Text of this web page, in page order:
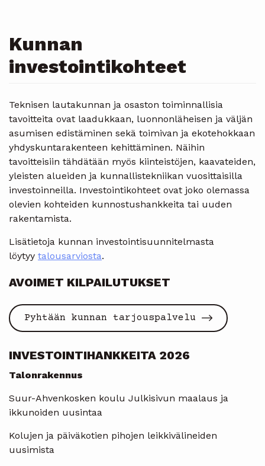
Kunnan
investointikohteet
Teknisen lautakunnan ja osaston toiminnallisia
tavoitteita ovat laadukkaan, luonnonläheisen ja väljän
asumisen edistäminen sekä toimivan ja ekotehokkaan
yhdyskuntarakenteen kehittäminen. Näihin
tavoitteisiin tähdätään myös kiinteistöjen, kaavateiden,
yleisten alueiden ja kunnallistekniikan vuosittaisilla
investoinneilla. Investointikohteet ovat joko olemassa
olevien kohteiden kunnostushankkeita tai uuden
rakentamista.
Lisätietoja kunnan investointisuunnitelmasta
löytyy talousarviosta.
AVOIMET KILPAILUTUKSET
Pyhtään kunnan tarjouspalvelu
INVESTOINTIHANKKEITA 2026
Talonrakennus
Suur-Ahvenkosken koulu Julkisivun maalaus ja
ikkunoiden uusintaa
Kolujen ja päiväkotien pihojen leikkivälineiden
uusimista